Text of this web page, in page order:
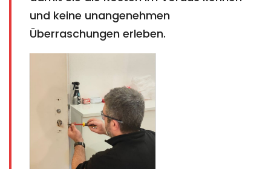
und keine unangenehmen
Überraschungen erleben.